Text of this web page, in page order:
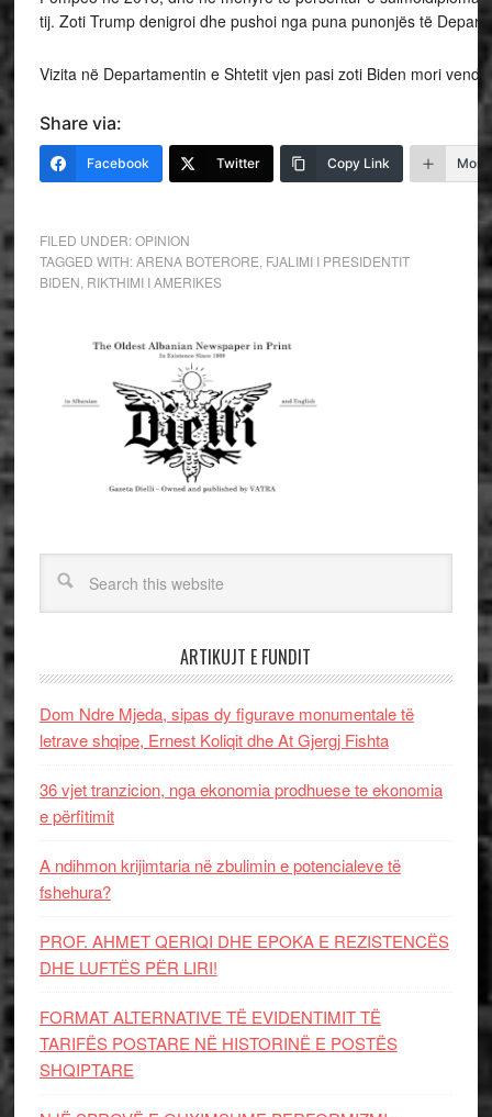
tij. Zoti Trump denigroi dhe pushoi nga puna punonjës të
Vizita në Departamentin e Shtetit vjen pasi zoti Biden mori
Share via:
Facebook Twitter Copy Link More
FILED UNDER:OPINION
TAGGED WITH:ARENA BOTERORE FJALIMI I PRESIDENTIT
BIDEN RIKTHIMI I AMERIKES
ARTIKUJT E FUNDIT
Dom Ndre Mjeda, sipas dy figurave monumentale të
letrave shqipe, Ernest Koliqit dhe At Gjergj Fishta
36 vjet tranzicion, nga ekonomia prodhuese te ekonomia
e përfitimit
A ndihmon krijimtaria në zbulimin e potencialeve të
fshehura?
PROF. AHMET QERIQI DHE EPOKA E REZISTENCЁS
DHE LUFTЁS PЁR LIRI!
FORMAT ALTERNATIVE TË EVIDENTIMIT TË
TARIFËS POSTARE NË HISTORINË E POSTËS
SHQIPTARE